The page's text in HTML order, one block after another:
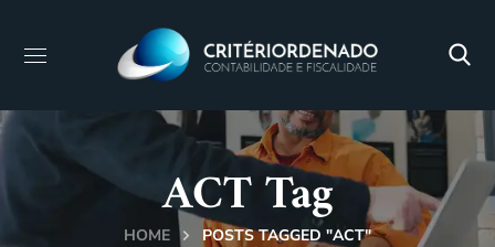
ACT Tag
HOME POSTS TAGGED "ACT"